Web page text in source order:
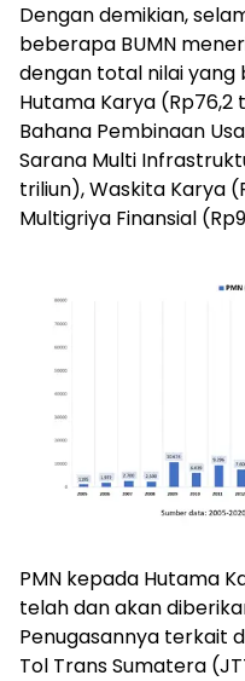
Dengan demikian,
beberapa BUMN
dengan total nilai yang
Hutama Karya (Rp76,2
Bahana Pembinaan
Sarana Multi
triliun), Waskita Karya
Multigriya Finansial
PMN kepada Hutama
telah dan akan
Penugasannya terkait
Tol Trans Sumatera